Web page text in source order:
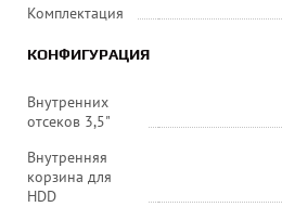
Комплектация
КОНФИГУРАЦИЯ
Внутренних
отсеков 3,5"
Внутренняя
корзина для
HDD